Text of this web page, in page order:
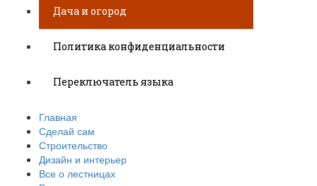
Дача и огород
Политика конфиденциальности
Переключатель языка
Главная
Сделай сам
Строительство
Дизайн и интерьер
Все о лестницах